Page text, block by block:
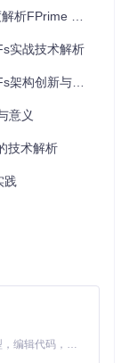
件操作请求，通
关联，实现了操
态。
仅允许在特定状
存机制显著提
景，通过先进先
索引快速定位数
策略，平衡性能
文件系统
实战技术解析
新与实战应用
意义
技术解析
践
Claude Code 的开源替代方案。连接任意大模型，编辑代码，运行命令，自动验证 — 全自动执行。用 Rust 构建，极致性能。 ｜ An open-source alternative to Claude Code. Connect any LLM, edit code, run commands, and verify changes — autonomously. Built in Rust for speed. Get Started